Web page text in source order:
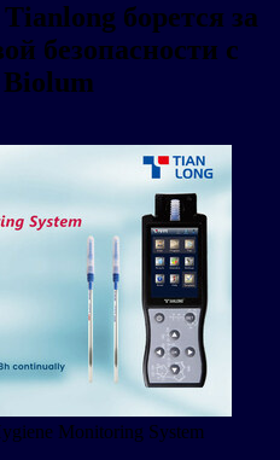
борется за
безопасности с
Monitoring System